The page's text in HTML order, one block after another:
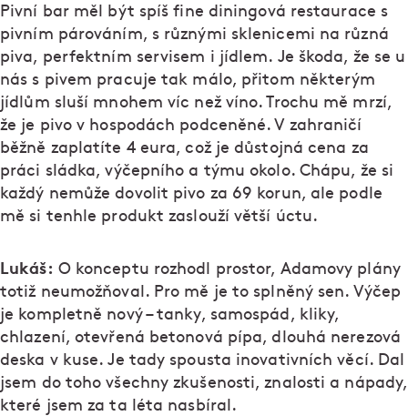
Pivní bar měl být spíš fine diningová restaurace s
pivním párováním, s různými sklenicemi na různá
piva, perfektním servisem i jídlem. Je škoda, že se u
nás s pivem pracuje tak málo, přitom některým
jídlům sluší mnohem víc než víno. Trochu mě mrzí,
že je pivo v hospodách podceněné. V zahraničí
běžně zaplatíte 4 eura, což je důstojná cena za
práci sládka, výčepního a týmu okolo. Chápu, že si
každý nemůže dovolit pivo za 69 korun, ale podle
mě si tenhle produkt zaslouží větší úctu.
Lukáš: O konceptu rozhodl prostor, Adamovy plány
totiž neumožňoval. Pro mě je to splněný sen. Výčep
je kompletně nový – tanky, samospád, kliky,
chlazení, otevřená betonová pípa, dlouhá nerezová
deska v kuse. Je tady spousta inovativních věcí. Dal
jsem do toho všechny zkušenosti, znalosti a nápady,
které jsem za ta léta nasbíral.